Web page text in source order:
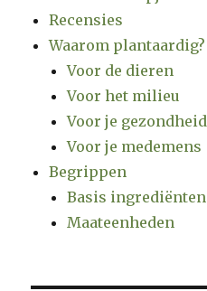
Recensies
Waarom plantaardig?
Voor de dieren
Voor het milieu
Voor je gezondheid
Voor je medemens
Begrippen
Basis ingrediënten
Maateenheden